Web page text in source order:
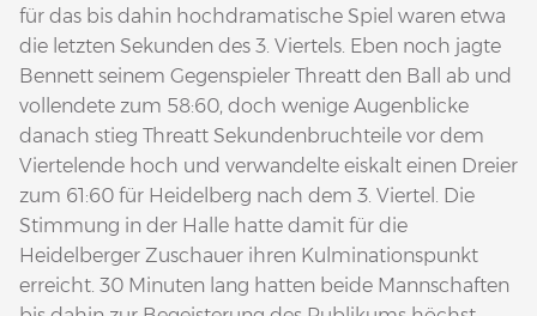
für das bis dahin hochdramatische Spiel waren etwa
die letzten Sekunden des 3. Viertels. Eben noch jagte
Bennett seinem Gegenspieler Threatt den Ball ab und
vollendete zum 58:60, doch wenige Augenblicke
danach stieg Threatt Sekundenbruchteile vor dem
Viertelende hoch und verwandelte eiskalt einen Dreier
zum 61:60 für Heidelberg nach dem 3. Viertel. Die
Stimmung in der Halle hatte damit für die
Heidelberger Zuschauer ihren Kulminationspunkt
erreicht. 30 Minuten lang hatten beide Mannschaften